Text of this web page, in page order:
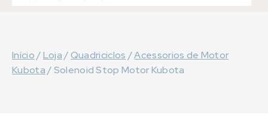
Início/Loja /Quadriciclos /Acessorios de Motor
Kubota/Solenoid Stop Motor Kubota